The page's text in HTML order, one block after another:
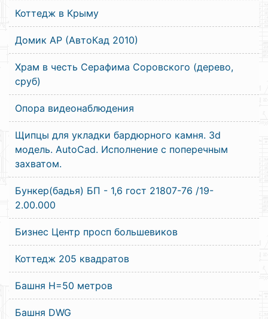
Коттедж в Крыму
Домик АР (АвтоКад 2010)
Храм в честь Серафима Соровского (дерево,
сруб)
Опора видеонаблюдения
Щипцы для укладки бардюрного камня. 3d
модель. AutoCad. Исполнение с поперечным
захватом.
Бункер(бадья) БП - 1,6 гост 21807-76 /19-
2.00.000
Бизнес Центр просп большевиков
Коттедж 205 квадратов
Башня Н=50 метров
Башня DWG